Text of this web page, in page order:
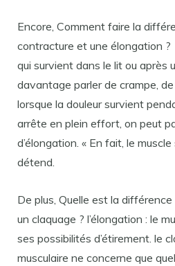
Encore, Comment faire la
contracture et une élongation ?
qui survient dans le lit ou après
davantage parler de crampe,
lorsque la douleur survient
arrête en plein effort, on peut
d’élongation. « En fait, le
détend.
De plus, Quelle est la
un claquage ? l’élongation : le
ses possibilités d’étirement. le
musculaire ne concerne que